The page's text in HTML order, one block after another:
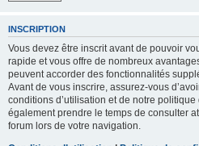
INSCRIPTION
Vous devez être inscrit avant de pouvoir
rapide et vous offre de nombreux
peuvent accorder des fonctionnalités
Avant de vous inscrire, assurez-vous
conditions d’utilisation et de notre
également prendre le temps de consulter
forum lors de votre navigation.